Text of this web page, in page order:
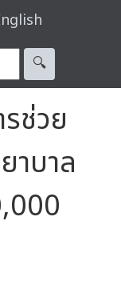
🔍︎
ช่วย
บาล